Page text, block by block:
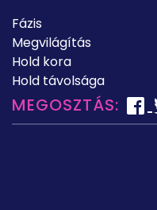
Fázis
Megvilágítás
Hold kora
Hold távolsága
MEGOSZTÁS: